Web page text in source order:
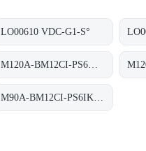
LO00610 VDC-G1-S°